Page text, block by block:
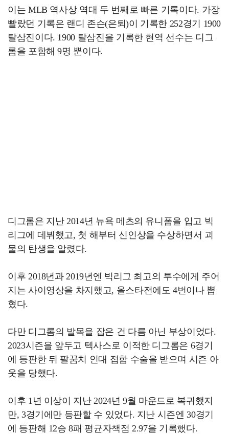
이는 MLB 역사상 역대 두 번째로 빠른 기록이다. 가장
빨랐던 기록은 랜디 존슨(은퇴)이 기록한 252경기 1900
탈삼진이다. 1900 탈삼진을 기록한 현역 선수는 디그
롬을 포함해 9명 뿐이다.
디그롬은 지난 2014년 뉴욕 메츠의 유니폼을 입고 빅
리그에 데뷔했고, 첫 해부터 신인상을 수상하면서 괴
물의 탄생을 알렸다.
이후 2018년과 2019년엔 빅리그 최고의 투수에게 주어
지는 사이영상을 차지했고, 올스타전에도 4번이나 뽑
혔다.
다만 디그롬의 발목을 잡은 건 다름 아닌 부상이었다.
2023시즌을 앞두고 텍사스로 이적한 디그롬은 6경기
에 등판한 뒤 팔꿈치 인대 접합 수술을 받으며 시즌 아
웃을 당했다.
이후 1년 이상이 지난 2024년 9월 마운드로 복귀했지
만, 3경기에만 등판할 수 있었다. 지난 시즌엔 30경기
에 등판해 12승 8패 평균자책점 2.97을 기록했다.